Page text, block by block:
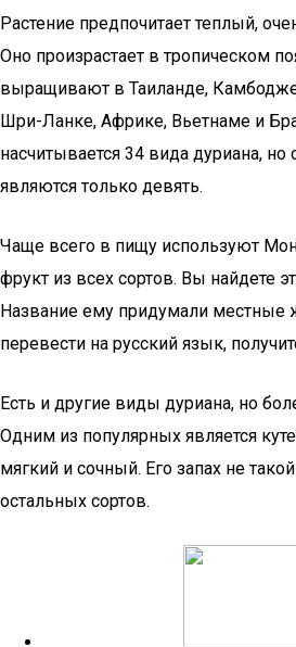
Растение предпочитает теплый,
Оно произрастает в тропическом
выращивают в Таиланде,
Шри-Ланке, Африке, Вьетнаме и
насчитывается 34 вида дуриана,
являются только девять.
Чаще всего в пищу используют
фрукт из всех сортов. Вы найдете
Название ему придумали местные
перевести на русский язык,
Есть и другие виды дуриана, но
Одним из популярных является
мягкий и сочный. Его запах не
остальных сортов.